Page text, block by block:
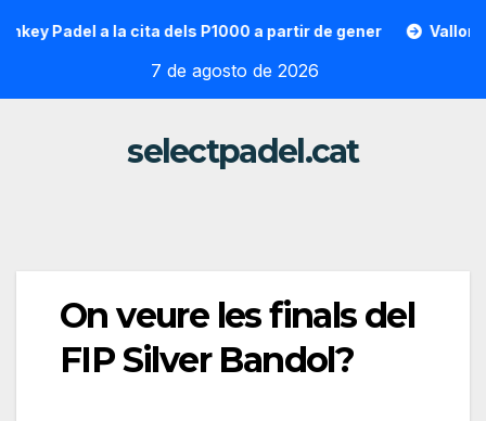
Padel a la cita dels P1000 a partir de gener Vallon
7 de agosto de 2026
selectpadel.cat
On veure les finals del
FIP Silver Bandol?